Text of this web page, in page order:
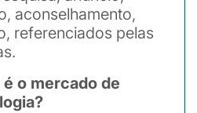
aconselhamento,
referenciados pelas
é o mercado de